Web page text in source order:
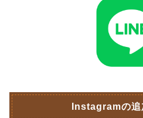
Instagramの追